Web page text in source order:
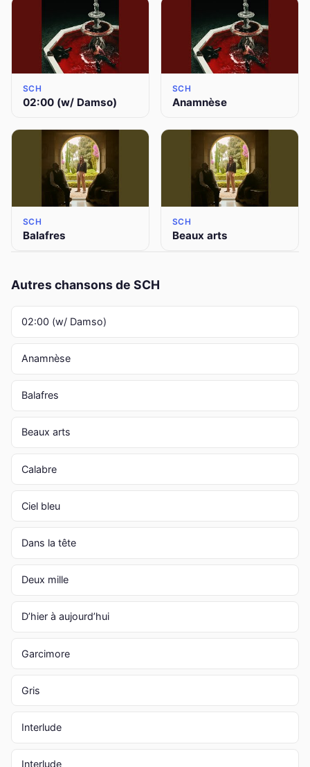
SCH
02:00 (w/ Damso)
SCH
Anamnèse
SCH
Balafres
SCH
Beaux arts
Autres chansons de SCH
02:00 (w/ Damso)
Anamnèse
Balafres
Beaux arts
Calabre
Ciel bleu
Dans la tête
Deux mille
D’hier à aujourd’hui
Garcimore
Gris
Interlude
Interlude